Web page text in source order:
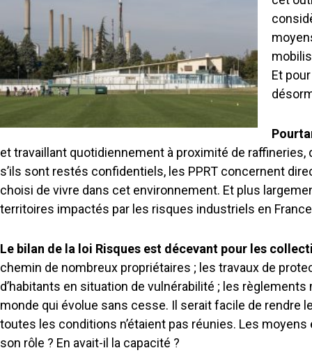
Et
et travaillant quotidiennement à proximité de
s’ils sont restés confidentiels, les PPRT concernent
choisi de vivre dans cet environnement. Et plus
territoires impactés par les risques industriels en
Le bilan de la loi Risques est décevant pour les
chemin de nombreux propriétaires ; les travaux de
d’habitants en situation de vulnérabilité ; les
monde qui évolue sans cesse. Il serait facile de
toutes les conditions n’étaient pas réunies. Les
son rôle ? En avait-il la capacité ?